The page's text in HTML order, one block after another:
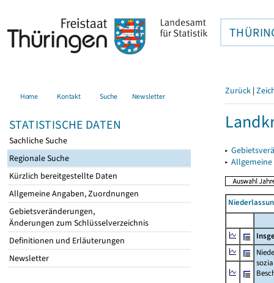
Home Kontakt Suche Newsletter
STATISTISCHE DATEN
Sachliche Suche
Regionale Suche
Kürzlich bereitgestellte Daten
Allgemeine Angaben, Zuordnungen
Gebietsveränderungen,
Änderungen zum Schlüsselverzeichnis
Definitionen und Erläuterungen
Newsletter
Zurück |
▸
▸